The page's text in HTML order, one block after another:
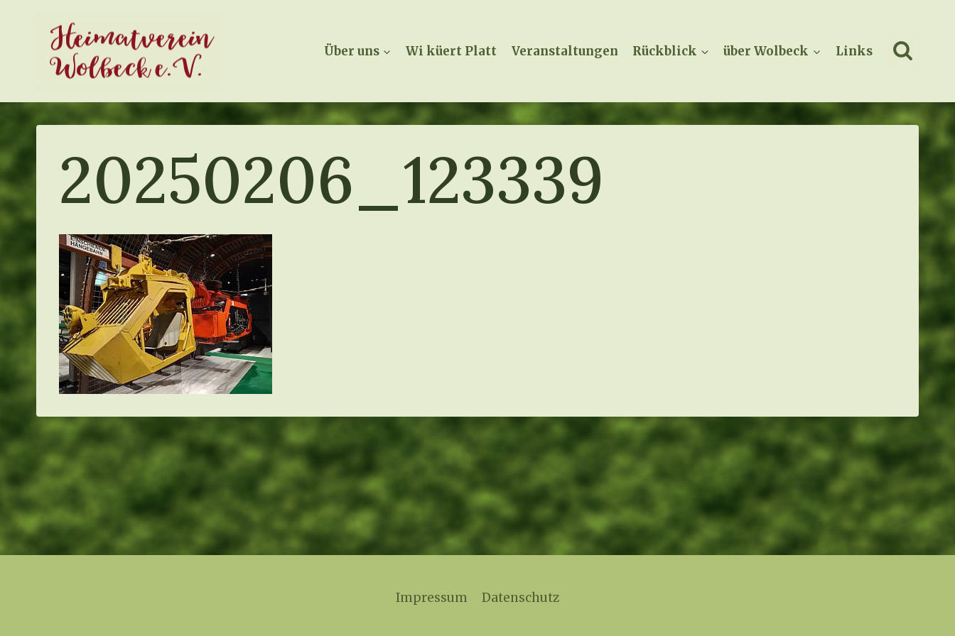
springenHeimatverein
Wolbeck e.V. Über uns Wi küert Platt Veranstaltungen Rückblick über Wolbeck Links
20250206_123339
Impressum Datenschutz